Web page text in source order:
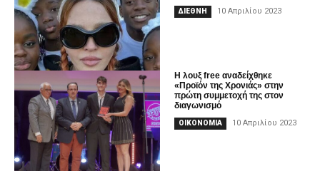
ΔΙΕΘΝΗ 10 Απριλίου 2023
Η λουξ free αναδείχθηκε
«Προϊόν της Χρονιάς» στην
πρώτη συμμετοχή της στον
διαγωνισμό
ΟΙΚΟΝΟΜΙΑ 10 Απριλίου 2023